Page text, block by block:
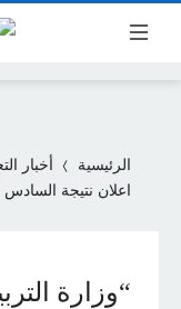
الرئيسية أخبار
اعلان نتيجة السادس
“وزارة